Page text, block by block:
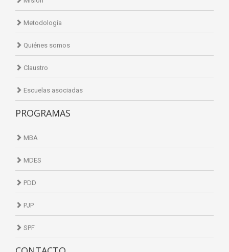
Metodología
Quiénes somos
Claustro
Escuelas asociadas
PROGRAMAS
MBA
MDES
PDD
PJP
SPF